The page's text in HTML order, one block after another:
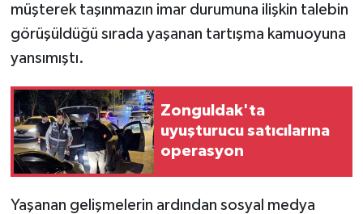
müşterek taşınmazın imar durumuna ilişkin talebin
görüşüldüğü sırada yaşanan tartışma kamuoyuna
yansımıştı.
Zonguldak'ta
uyuşturucu satıcılarına
operasyon
Yaşanan gelişmelerin ardından sosyal medya